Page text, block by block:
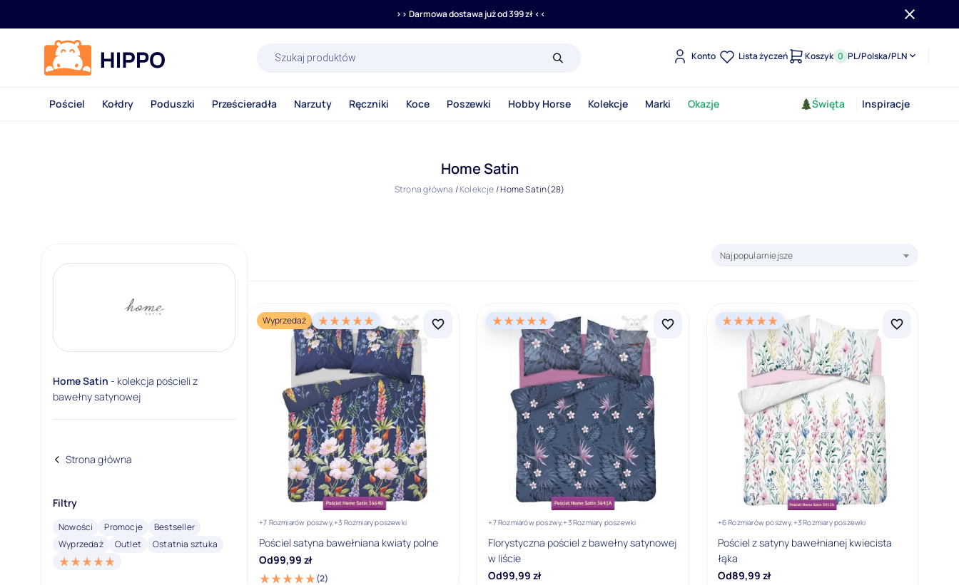
>> Darmowa dostawa już od 399 zł <<
produktów Konto Lista życzeń Koszyk 0 PL/Polska/PLN
Pościel Kołdry Poduszki Prześcieradła Narzuty Ręczniki Koce Poszewki Hobby Horse Kolekcje Marki Okazje Święta Inspiracje
Home Satin
Strona główna /Kolekcje/Home Satin(28)
Home Satin - kolekcja pościeli z
bawełny satynowej
Strona główna
Filtry
Nowości Promocje
Bestseller
Wyprzedaż
Outlet Ostatnia sztuka
Sortuj produkty według:
Najpopularniejsze
Wyprzedaż
+7 Rozmiarów poszwy,+3 Rozmiary poszewki
Pościel satyna bawełniana kwiaty polne
Od99,99 zł
(2)
+7 Rozmiarów poszwy,+3 Rozmiary poszewki
Florystyczna pościel z bawełny satynowej
w liście
Od99,99 zł
+6 Rozmiarów poszwy,+3 Rozmiary poszewki
Pościel z satyny bawełnianej kwiecista
łąka
Od89,99 zł